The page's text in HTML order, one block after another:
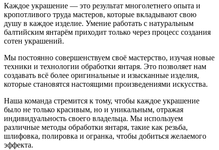
Каждое украшение — это результат многолетнего опыта и
кропотливого труда мастеров, которые вкладывают свою
душу в каждое изделие. Умение работать с натуральным
балтийским янтарём приходит только через процесс создания
сотен украшений.
Мы постоянно совершенствуем своё мастерство, изучая новые
техники и технологии обработки янтаря. Это позволяет нам
создавать всё более оригинальные и изысканные изделия,
которые становятся настоящими произведениями искусства.
Наша команда стремится к тому, чтобы каждое украшение
было не только красивым, но и уникальным, отражая
индивидуальность своего владельца. Мы используем
различные методы обработки янтаря, такие как резьба,
шлифовка, полировка и огранка, чтобы добиться желаемого
эффекта.